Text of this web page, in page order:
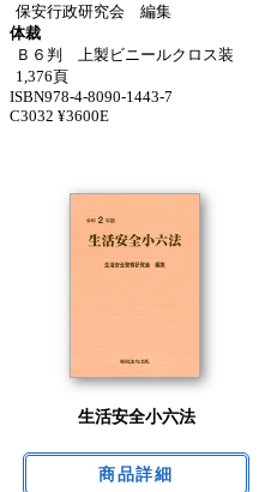
保安行政研究会 編集
体裁
Ｂ６判 上製ビニールクロス装
1,376頁
ISBN978-4-8090-1443-7
C3032 ¥3600E
生活安全小六法